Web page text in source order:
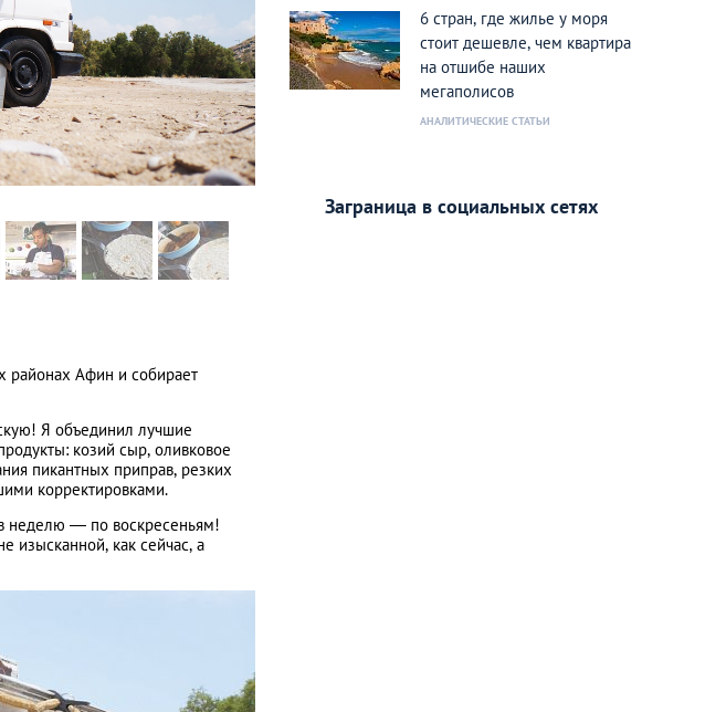
Lia Igam
районах Афин и собирает
Я объединил лучшие
козий сыр, оливковое
пикантных приправ, резких
корректировками.
неделю — по воскресеньям!
изысканной, как сейчас, а
6 стран, где жилье у моря
стоит дешевле, чем квартира
на отшибе наших
мегаполисов
АНАЛИТИЧЕСКИЕ СТАТЬИ
Заграница в социальных сетях